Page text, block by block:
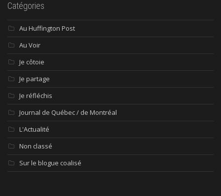
Catégories
Au Huffington Post
Au Voir
Je côtoie
Je partage
Je réfléchis
Journal de Québec / de Montréal
L'Actualité
Non classé
Sur le blogue coalisé